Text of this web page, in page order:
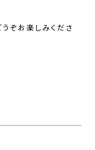
ぞお楽しみくださ